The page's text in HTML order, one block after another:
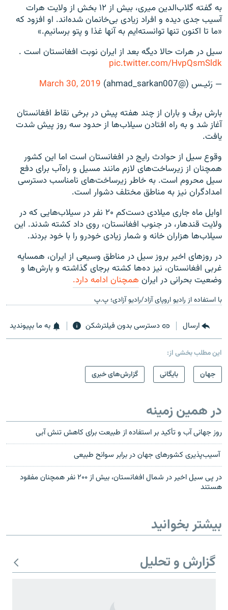
به گفته گلاب‌الدین میری، بیش از ۱۲ بخش از ولایت هرات
آسیب جدی دیده و افراد زیادی بی‌خانمان شده‌اند. او افزود که
«ما تا اکنون تنها توانسته‌ایم به آنها غذا و پتو برسانیم.»
سیل در هرات حالا دیگه بعد از ایران نوبت افغانستان است .
pic.twitter.com/HvpQsmSldk
— رَئیـس (@ahmad_sarkan007)
March 30, 2019
بارش برف و باران از چند هفته پیش در برخی نقاط افغانستان
آغاز شد و به راه افتادن سیلاب‌ها از حدود سه روز پیش شدت
یافت.
وقوع سیل از حوادث رایج در افغانستان است اما این کشور
همچنان از زیرساخت‌های لازم مانند مسیل و راه‌آب برای دفع
سیل محروم است. به خاطر زیرساخت‌های نامناسب دسترسی
امدادگران نیز به مناطق مختلف دشوار است.
اوایل ماه جاری میلادی دست‌کم ۲۰ نفر در سیلاب‌هایی که در
ولایت قندهار، در جنوب افغانستان، روی داد کشته شدند. این
سیلاب‌ها هزاران خانه و شمار زیادی خودرو را با خود بردند.
در روزهای اخیر بروز سیل در مناطق وسیعی از ایران، همسایه
غربی افغانستان، نیز ده‌ها کشته برجای گذاشته و بارش‌ها و
وضعیت بحرانی در ایران همچنان ادامه دارد.
با استفاده از رادیو اروپای آزاد/رادیو آزادی؛ پ.پ
ارسال دسترسی بدون فیلترشکن به ما بپیوندید
این مطلب بخشی از:
جهان
بایگانی گزارش‌های خبری
در همین زمینه
روز جهانی آب و تأکید بر استفاده از طبیعت برای کاهش تنش آبی
آسیب‌پذیری کشورهای جهان در برابر سوانح طبیعی
در پی سیل اخیر در شمال افغانستان، بیش از ۲۰۰ نفر همچنان مفقود
هستند
بیشتر بخوانید
گزارش و تحلیل